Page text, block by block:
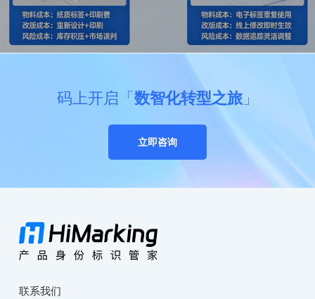
码上开启「 数智化转型之旅」
立即咨询
联系我们